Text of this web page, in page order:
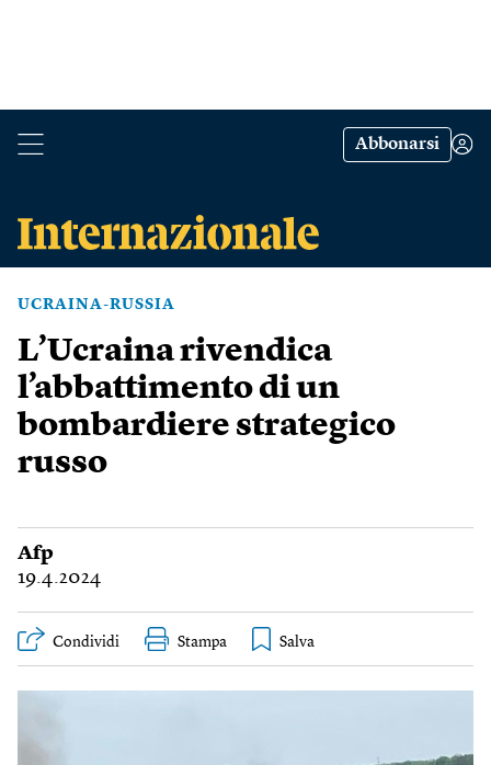
Abbonarsi
UCRAINA-RUSSIA
L’Ucraina rivendica
l’abbattimento di un
bombardiere strategico
russo
Afp
19.4.2024
Condividi Stampa